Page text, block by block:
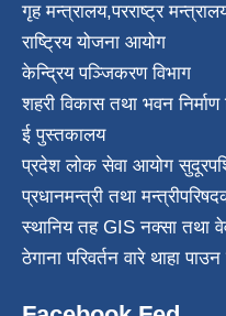
गृह मन्त्रालय,परराष्ट्र
राष्ट्रिय योजना आयोग
केन्द्रिय पञ्जिकरण विभाग
शहरी विकास तथा भवन निर्माण
ई पुस्तकालय
प्रदेश लोक सेवा आयोग
प्रधानमन्त्री तथा
स्थानिय तह GIS नक्सा तथा
ठेगाना परिवर्तन वारे थाहा